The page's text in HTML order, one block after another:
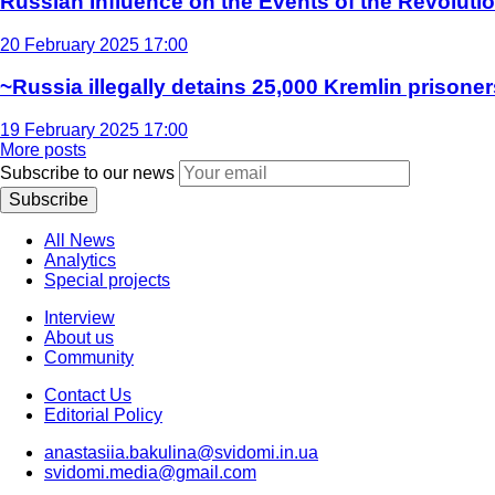
20 February 2025 17:00
~Russia illegally detains 25,000 Kremlin
19 February 2025 17:00
More posts
Subscribe to our news
Subscribe
All News
Analytics
Special projects
Interview
About us
Community
Contact Us
Editorial Policy
anastasiia.bakulina@svidomi.in.ua
svidomi.media@gmail.com